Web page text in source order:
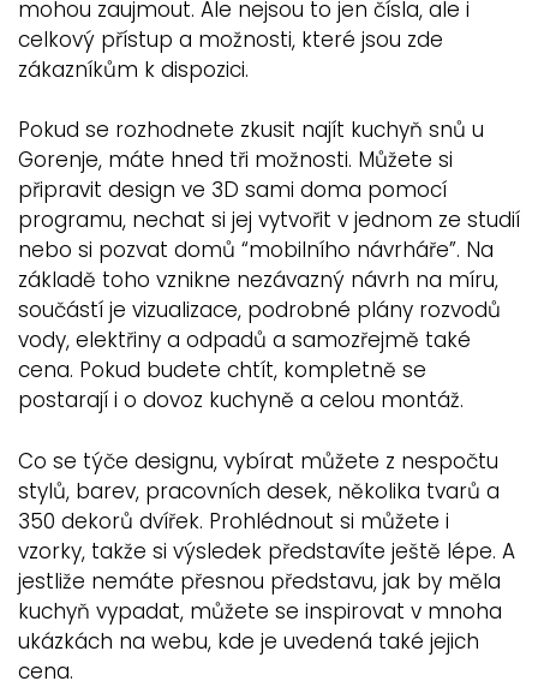
mohou zaujmout. Ale nejsou to jen čísla, ale i
celkový přístup a možnosti, které jsou zde
zákazníkům k dispozici.
Pokud se rozhodnete zkusit najít kuchyň snů u
Gorenje, máte hned tři možnosti. Můžete si
připravit design ve 3D sami doma pomocí
programu, nechat si jej vytvořit v jednom ze studií
nebo si pozvat domů “mobilního návrháře”. Na
základě toho vznikne nezávazný návrh na míru,
součástí je vizualizace, podrobné plány rozvodů
vody, elektřiny a odpadů a samozřejmě také
cena. Pokud budete chtít, kompletně se
postarají i o dovoz kuchyně a celou montáž.
Co se týče designu, vybírat můžete z nespočtu
stylů, barev, pracovních desek, několika tvarů a
350 dekorů dvířek. Prohlédnout si můžete i
vzorky, takže si výsledek představíte ještě lépe. A
jestliže nemáte přesnou představu, jak by měla
kuchyň vypadat, můžete se inspirovat v mnoha
ukázkách na webu, kde je uvedená také jejich
cena.